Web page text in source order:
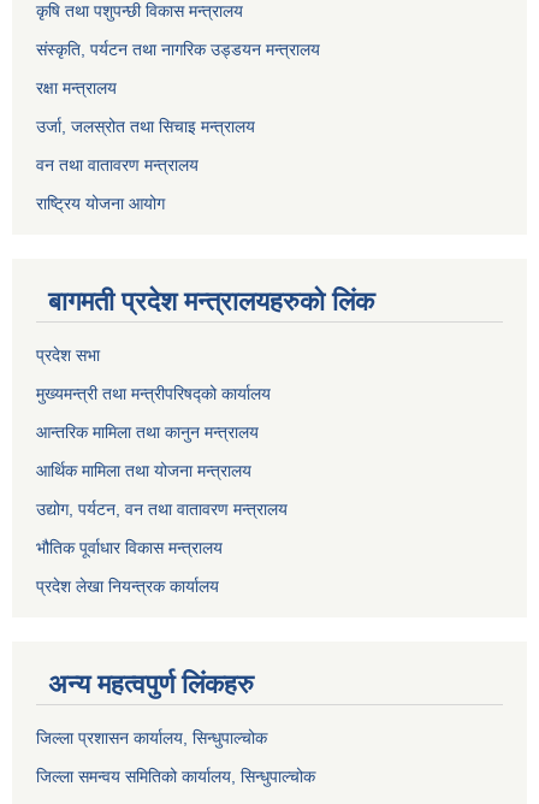
कृषि तथा पशुपन्छी विकास मन्त्रालय
संस्कृति, पर्यटन तथा नागरिक उड्डयन मन्त्रालय
रक्षा मन्त्रालय
उर्जा, जलस्रोत तथा सिचाइ मन्त्रालय
वन तथा वातावरण मन्त्रालय
राष्ट्रिय योजना आयोग
बागमती प्रदेश मन्त्रालयहरुको लिंक
प्रदेश सभा
मुख्यमन्त्री तथा मन्त्रीपरिषद्को कार्यालय
आन्तरिक मामिला तथा कानुन मन्त्रालय
आर्थिक मामिला तथा योजना मन्त्रालय
उद्योग, पर्यटन, वन तथा वातावरण मन्त्रालय
भौतिक पूर्वाधार विकास मन्त्रालय
प्रदेश लेखा नियन्त्रक कार्यालय
अन्य महत्वपुर्ण लिंकहरु
जिल्ला प्रशासन कार्यालय, सिन्धुपाल्चोक
जिल्ला समन्वय समितिको कार्यालय, सिन्धुपाल्चोक